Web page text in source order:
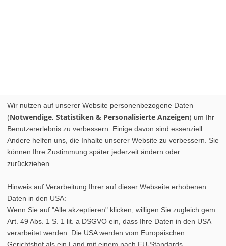
Wir nutzen auf unserer Website personenbezogene Daten
(Notwendige, Statistiken & Personalisierte Anzeigen) um Ihr
Benutzererlebnis zu verbessern. Einige davon sind essenziell.
Andere helfen uns, die Inhalte unserer Website zu verbessern. Sie
können Ihre Zustimmung später jederzeit ändern oder
zurückziehen.
Hinweis auf Verarbeitung Ihrer auf dieser Webseite erhobenen
Daten in den USA:
Wenn Sie auf "Alle akzeptieren" klicken, willigen Sie zugleich gem.
Art. 49 Abs. 1 S. 1 lit. a DSGVO ein, dass Ihre Daten in den USA
verarbeitet werden. Die USA werden vom Europäischen